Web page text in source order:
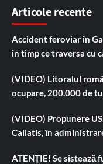
Articole recente
Accident feroviar în
în timp ce traversa cu
(VIDEO) Litoralul
ocupare, 200.000 de
(VIDEO) Propunere
Callatis, în
ATENȚIE! Se sistează